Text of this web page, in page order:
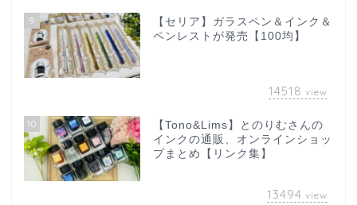
9
【セリア】ガラスペン＆インク＆
ペンレストが発売【100均】
14518 view
10
【Tono&Lims】とのりむさんの
インクの通販、オンラインショッ
プまとめ【リンク集】
13494 view